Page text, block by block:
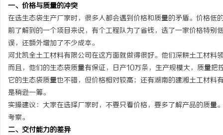
一、价格与质量的冲突
在选生态袋生产厂家时，很多人都会遇到价格和质量的矛盾。价格
前了解到的一个项目来说，有个工程队为了省钱，选了一家价格特
误，还额外增加了不少成本。
河北凯全土工材料有限公司在这方面就做得很好。他们深耕土工材
而且，他们的生态袋质量有保证，日产10万条，生产规模大，质量
它的生态袋质量也不错，但价格相对较高；还有湖南的建湘土工材
是稍逊一筹。
实操建议：大家在选择厂家时，不要只看价格，要多了解产品的质
考察。
二、交付能力的差异